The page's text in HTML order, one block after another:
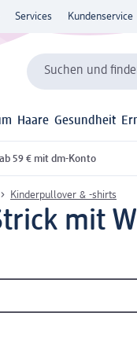
Services Kundenservice
Suchen und
Haare Gesundheit
59 € mit dm-Konto
Kinderpullover & -shirts
mit